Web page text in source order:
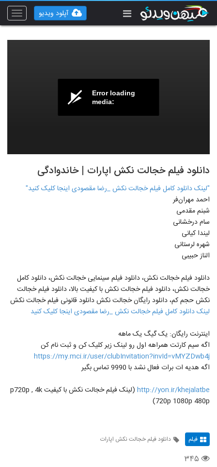
Toggle
آپلود ویدیو
Error loading
media:
دانلود فیلم خجالت نکش اپارات | خاندوادگی
"لینک دانلود کامل فیلم خجالت نکش _رضا مقصودی اینجا کلیک کنید"
احمد مهران‌فر
شبنم مقدمی
سام درخشانی
لیندا کیانی
شهره لرستانی
الناز حبیبی
دانلود فیلم خجالت نکش، دانلود فیلم سینمایی خجالت نکش، دانلود کامل
خجالت نکش، دانلود فیلم خجالت نکش با کیفیت بالا، دانلود فیلم خجالت
نکش حجم کم، دانلود رایگان خجالت نکش دانلود قانونی فیلم خجالت نکش
لینک دانلود کامل فیلم خجالت نکش _رضا مقصودی اینجا کلیک کنید
اینترنت رایگان: یک گیگ یک ماهه
اگه سیم کارتت همراهه اول رو لینک زیر کلیک کن و ثبت نام کن
https://my.mci.ir/user/clubInvitation?invId=vMYZDwb4j
اگه هدیه ات برات فعال نشد با 9990 تماس بگیر
http://yon.ir/khejalatbe
(لینک فیلم خجالت نکش با کیفیت p720p , 4k
720p 1080p 480p)
فیلم دانلود فیلم خجالت نکش اپارات
۳۴۵